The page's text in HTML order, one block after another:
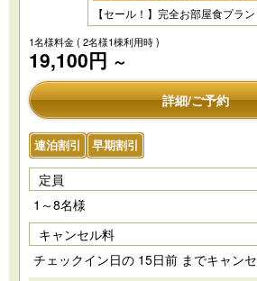
【セール！】完全お部屋食プラン
1名様料金( 2名様1棟利用時 )
19,100円 ～
詳細/ご予約
連泊割引 早期割引
定員
1～8名様
キャンセル料
チェックイン日の 15日前 までキャン